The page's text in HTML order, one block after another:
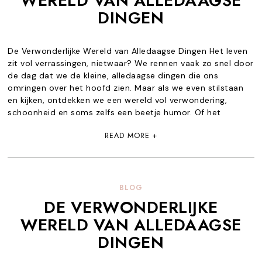
DINGEN
De Verwonderlijke Wereld van Alledaagse Dingen Het leven
zit vol verrassingen, nietwaar? We rennen vaak zo snel door
de dag dat we de kleine, alledaagse dingen die ons
omringen over het hoofd zien. Maar als we even stilstaan
en kijken, ontdekken we een wereld vol verwondering,
schoonheid en soms zelfs een beetje humor. Of het
READ MORE +
BLOG
DE VERWONDERLIJKE
WERELD VAN ALLEDAAGSE
DINGEN